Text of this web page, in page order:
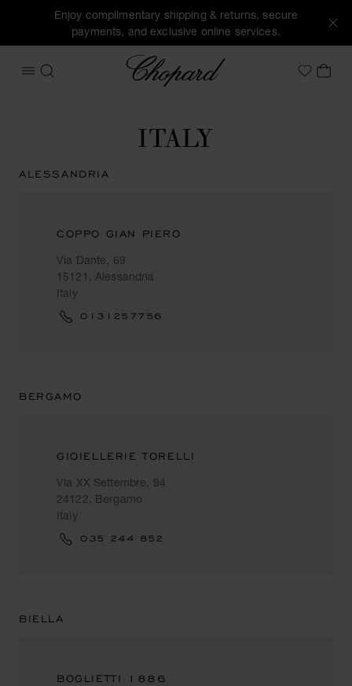
Enjoy complimentary shipping & returns, secure
payments, and exclusive online services.
OPEN MENU
SEARCH
Chopard
MyMY
ITALY
ALESSANDRIA
COPPO GIAN PIERO
Via Dante, 69
15121, Alessandria
Italy
0131257756
BERGAMO
GIOIELLERIE TORELLI
Via XX Settembre, 94
24122, Bergamo
Italy
035 244 852
BIELLA
BOGLIETTI 1886